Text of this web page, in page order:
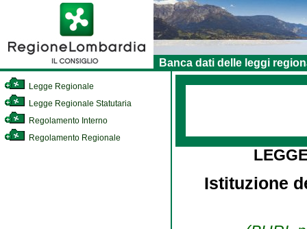
Banca dati delle leggi
Legge Regionale
Legge Regionale Statutaria
Regolamento Interno
Regolamento Regionale
Istituzione